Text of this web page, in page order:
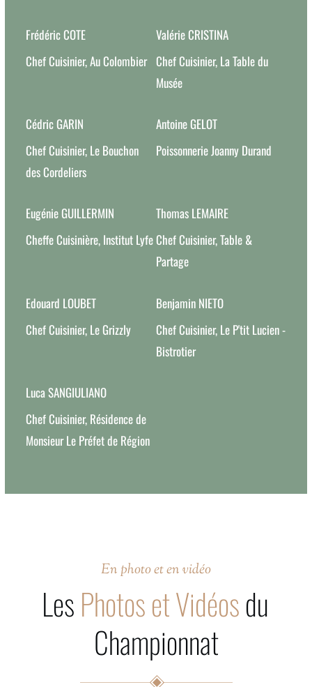
Frédéric COTE
Chef Cuisinier, Au Colombier
Valérie CRISTINA
Chef Cuisinier, La Table du
Musée
Cédric GARIN
Chef Cuisinier, Le Bouchon
des Cordeliers
Antoine GELOT
Poissonnerie Joanny Durand
Eugénie GUILLERMIN
Cheffe Cuisinière, Institut Lyfe
Thomas LEMAIRE
Chef Cuisinier, Table &
Partage
Edouard LOUBET
Chef Cuisinier, Le Grizzly
Benjamin NIETO
Chef Cuisinier, Le P'tit Lucien -
Bistrotier
Luca SANGIULIANO
Chef Cuisinier, Résidence de
Monsieur Le Préfet de Région
En photo et en vidéo
LesPhotos et Vidéosdu
Championnat